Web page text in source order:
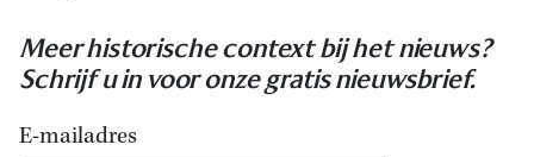
Meer historische context bij het nieuws?
Schrijf u in voor onze gratis nieuwsbrief.
E-mailadres